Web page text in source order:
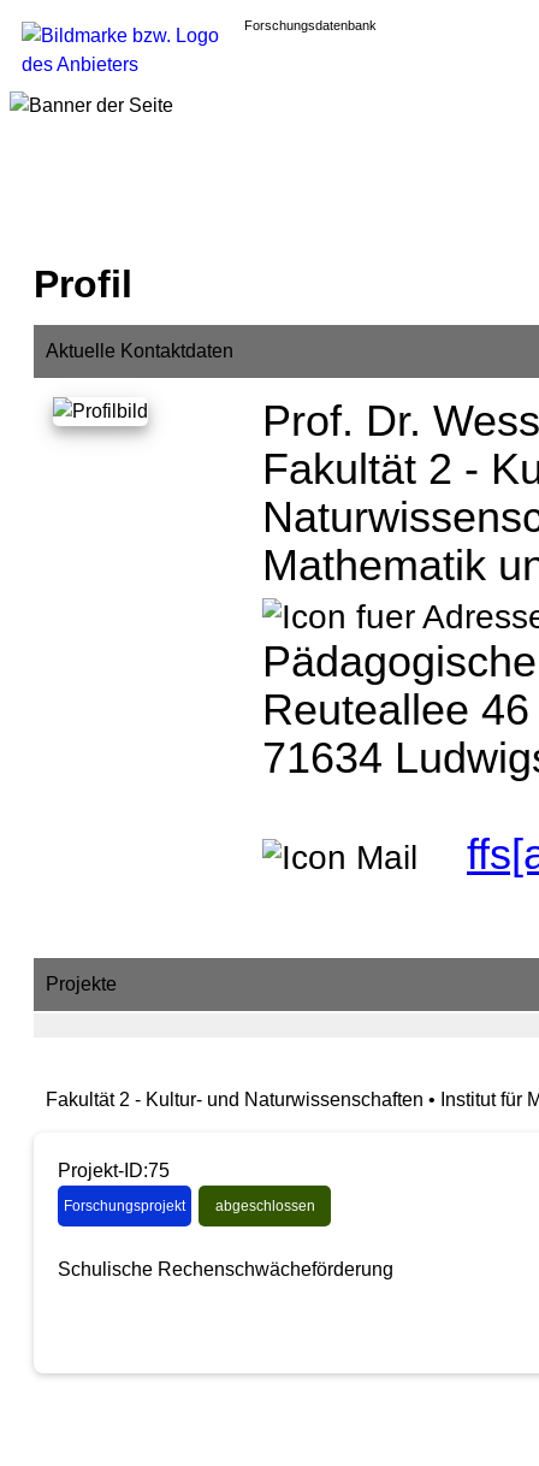
Forschungsdatenbank
Profil
Aktuelle Kontaktdaten
Prof. Dr.
Fakultät 2 -
Mathematik
Reuteallee 46
71634
Projekte
Fakultät 2 - Kultur- und Naturwissenschaften • Institut für
Projekt-ID:75
Forschungsprojekt abgeschlossen
Schulische Rechenschwächeförderung